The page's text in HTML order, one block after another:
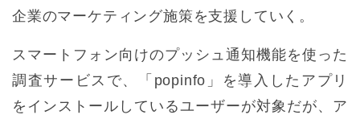
企業のマーケティング施策を支援していく。
スマートフォン向けのプッシュ通知機能を使った
調査サービスで、「popinfo」を導入したアプリ
をインストールしているユーザーが対象だが、ア